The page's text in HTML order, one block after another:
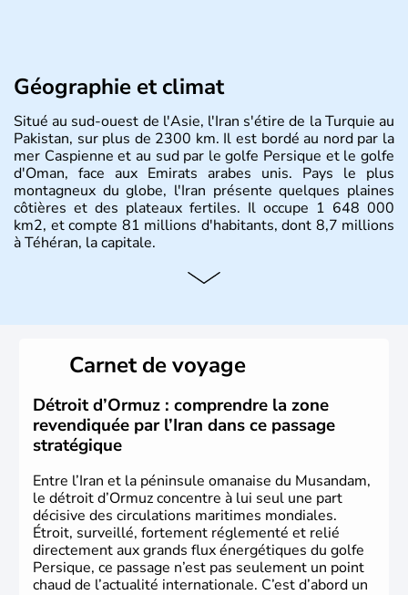
Géographie et climat
Situé au sud-ouest de l'Asie, l'Iran s'étire de la Turquie au
Pakistan, sur plus de 2300 km. Il est bordé au nord par la
mer Caspienne et au sud par le golfe Persique et le golfe
d'Oman, face aux Emirats arabes unis. Pays le plus
montagneux du globe, l'Iran présente quelques plaines
côtières et des plateaux fertiles. Il occupe 1 648 000
km2, et compte 81 millions d'habitants, dont 8,7 millions
à Téhéran, la capitale.
Carnet de voyage
Détroit d’Ormuz : comprendre la zone
revendiquée par l’Iran dans ce passage
stratégique
Entre l’Iran et la péninsule omanaise du Musandam,
le détroit d’Ormuz concentre à lui seul une part
décisive des circulations maritimes mondiales.
Étroit, surveillé, fortement réglementé et relié
directement aux grands flux énergétiques du golfe
Persique, ce passage n’est pas seulement un point
chaud de l’actualité internationale. C’est d’abord un